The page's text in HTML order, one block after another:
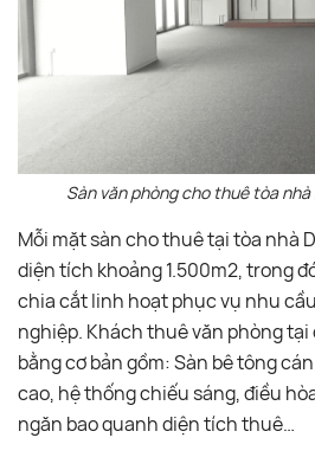
Sàn văn phòng cho thuê tòa
Mỗi mặt sàn cho thuê tại tòa nhà
diện tích khoảng 1.500m2, trong
chia cắt linh hoạt phục vụ nhu
nghiệp. Khách thuê văn phòng
bằng cơ bản gồm: Sàn bê tông
cao, hệ thống chiếu sáng, điều
ngăn bao quanh diện tích thuê…